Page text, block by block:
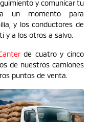
y comunicar tu
un momento para
y los conductores de
y a los otros a salvo.
de cuatro y cinco
de nuestros camiones
puntos de venta.